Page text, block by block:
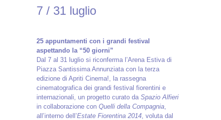
7 / 31 luglio
25 appuntamenti con i grandi festival
aspettando la “50 giorni”
Dal 7 al 31 luglio si riconferma l’Arena Estiva di
Piazza Santissima Annunziata con la terza
edizione di Apriti Cinema!, la rassegna
cinematografica dei grandi festival fiorentini e
internazionali, un progetto curato da Spazio Alfieri
in collaborazione con Quelli della Compagnia
all’interno dell’Estate Fiorentina 2014 , voluta dal